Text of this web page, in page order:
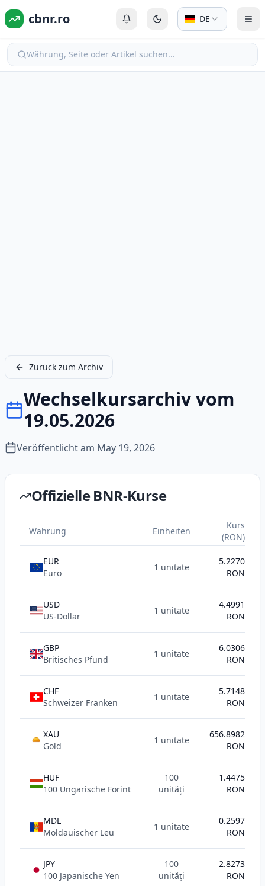
cbnr.ro Anmelden oder Registrieren
Zum dunklen Modus
DE
Währung, Seite oder Artikel suchen...
Zurück zum Archiv
Wechselkursarchiv vom
19.05.2026
Veröffentlicht am May 19, 2026
Offizielle BNR-Kurse
Währung Einheiten
Kurs
(RON)
EUR
Euro
1 unitate
5.2270
RON
USD
US-Dollar
1 unitate
4.4991
RON
GBP
Britisches Pfund
1 unitate
6.0306
RON
CHF
Schweizer Franken
1 unitate
5.7148
RON
AU
XAU
Gold
1 unitate
656.8982
RON
HUF
100 Ungarische Forint
100
unități
1.4475
RON
MDL
Moldauischer Leu
1 unitate
0.2597
RON
JPY
100 Japanische Yen
100
unități
2.8273
RON